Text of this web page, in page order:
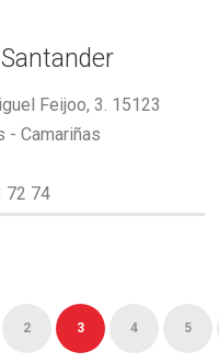
Feijoo, 3. 15123
- Camariñas
72 74
2 3 4 5